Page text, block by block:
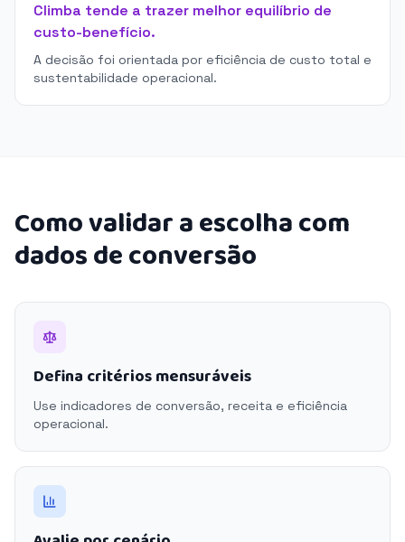
Climba tende a trazer melhor equilíbrio de
custo-benefício.
A decisão foi orientada por eficiência de custo total e
sustentabilidade operacional.
Como validar a escolha com
dados de conversão
Defina critérios mensuráveis
Use indicadores de conversão, receita e eficiência
operacional.